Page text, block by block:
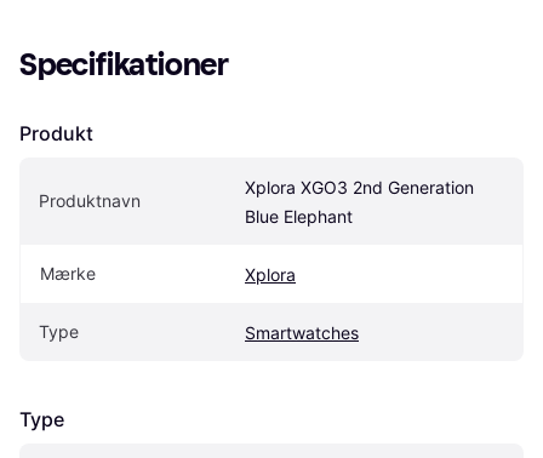
Specifikationer
Produkt
Produktnavn
Xplora XGO3 2nd Generation
Blue Elephant
Mærke Xplora
Type Smartwatches
Type